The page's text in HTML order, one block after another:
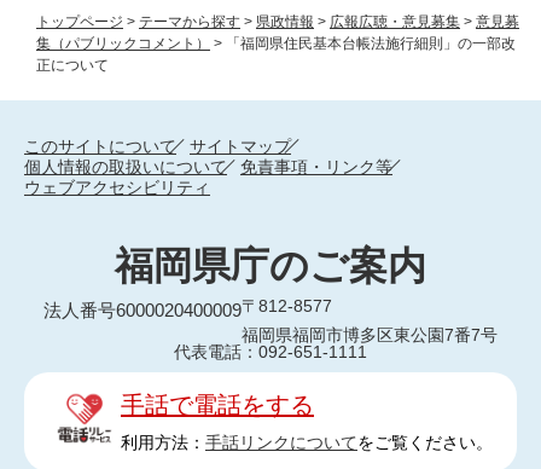
トップページ > テーマから探す > 県政情報 > 広報広聴・意見募集 > 意見募
集（パブリックコメント）
>
「福岡県住民基本台帳法施行細則」の一部改
正について
このサイトについて
サイトマップ
個人情報の取扱いについて
免責事項・リンク等
ウェブアクセシビリティ
福岡県庁のご案内
法人番号6000020400009〒812-8577
福岡県福岡市博多区東公園7番7号
代表電話：092-651-1111
手話で電話をする
利用方法： 手話リンクについてをご覧ください。